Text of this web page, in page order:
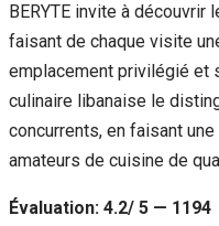
BERYTE invite à
faisant de chaque visite
emplacement privilégié et
culinaire libanaise le
concurrents, en faisant
amateurs de cuisine de
Évaluation: 4.2/ 5 — 1194